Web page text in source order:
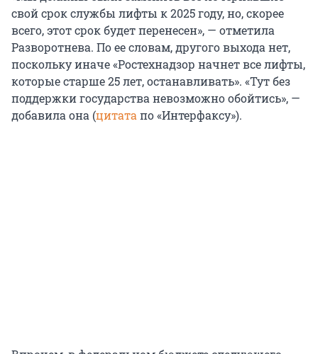
свой срок службы лифты к 2025 году, но, скорее
всего, этот срок будет перенесен», — отметила
Разворотнева. По ее словам, другого выхода нет,
поскольку иначе «Ростехнадзор начнет все лифты,
которые старше 25 лет, останавливать». «Тут без
поддержки государства невозможно обойтись», —
добавила она (цитата по «Интерфаксу»).